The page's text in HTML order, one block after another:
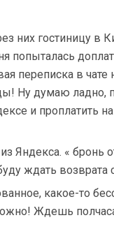
них гостиницу в
попыталась
переписка в
Ну думаю ладно,
и проплатить
Яндекса. « бронь
ждать возврата
какое-то
Ждешь